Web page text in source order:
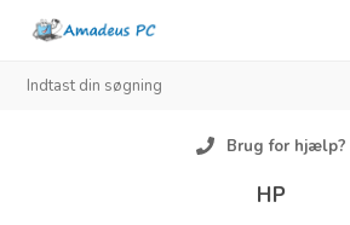
Brug for hjælp?
HP